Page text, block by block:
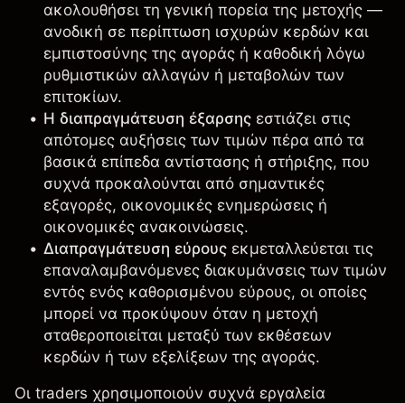
ακολουθήσει τη γενική πορεία της μετοχής —
ανοδική σε περίπτωση ισχυρών κερδών και
εμπιστοσύνης της αγοράς ή καθοδική λόγω
ρυθμιστικών αλλαγών ή μεταβολών των
επιτοκίων.
Η διαπραγμάτευση έξαρσης εστιάζει στις
απότομες αυξήσεις των τιμών πέρα από τα
βασικά επίπεδα αντίστασης ή στήριξης, που
συχνά προκαλούνται από σημαντικές
εξαγορές, οικονομικές ενημερώσεις ή
οικονομικές ανακοινώσεις.
Διαπραγμάτευση εύρους εκμεταλλεύεται τις
επαναλαμβανόμενες διακυμάνσεις των τιμών
εντός ενός καθορισμένου εύρους, οι οποίες
μπορεί να προκύψουν όταν η μετοχή
σταθεροποιείται μεταξύ των εκθέσεων
κερδών ή των εξελίξεων της αγοράς.
Οι traders χρησιμοποιούν συχνά εργαλεία